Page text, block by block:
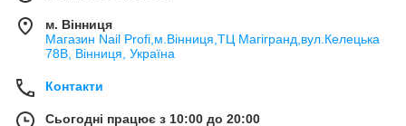
м. Вінниця
Магазин Nail Profi,м.Вінниця,ТЦ Магігранд,вул.Келецька
78В, Вінниця, Україна
Контакти
Сьогодні працює з 10:00 до 20:00